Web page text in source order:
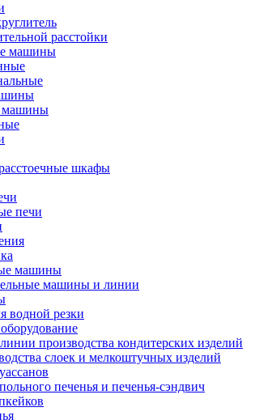
расстойки
машины
машины
шкафы
печи
машины
машины и линии
водной резки
производства кондитерских изделий
слоек и мелкоштучных изделий
печенья и печенья-сэндвич